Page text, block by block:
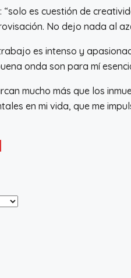
“solo es cuestión de
No dejo nada al
es intenso y
onda son para mí
mucho más que los
en mi vida, que me